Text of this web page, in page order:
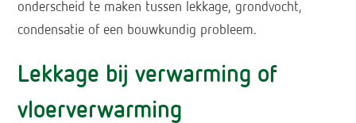
onderscheid te maken tussen lekkage, grondvocht,
condensatie of een bouwkundig probleem.
Lekkage bij verwarming of
vloerverwarming